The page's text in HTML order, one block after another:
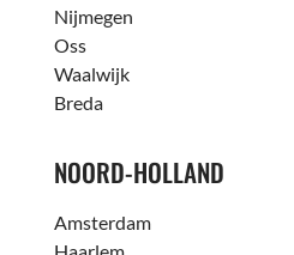
Nijmegen
Oss
Waalwijk
Breda
NOORD-HOLLAND
Amsterdam